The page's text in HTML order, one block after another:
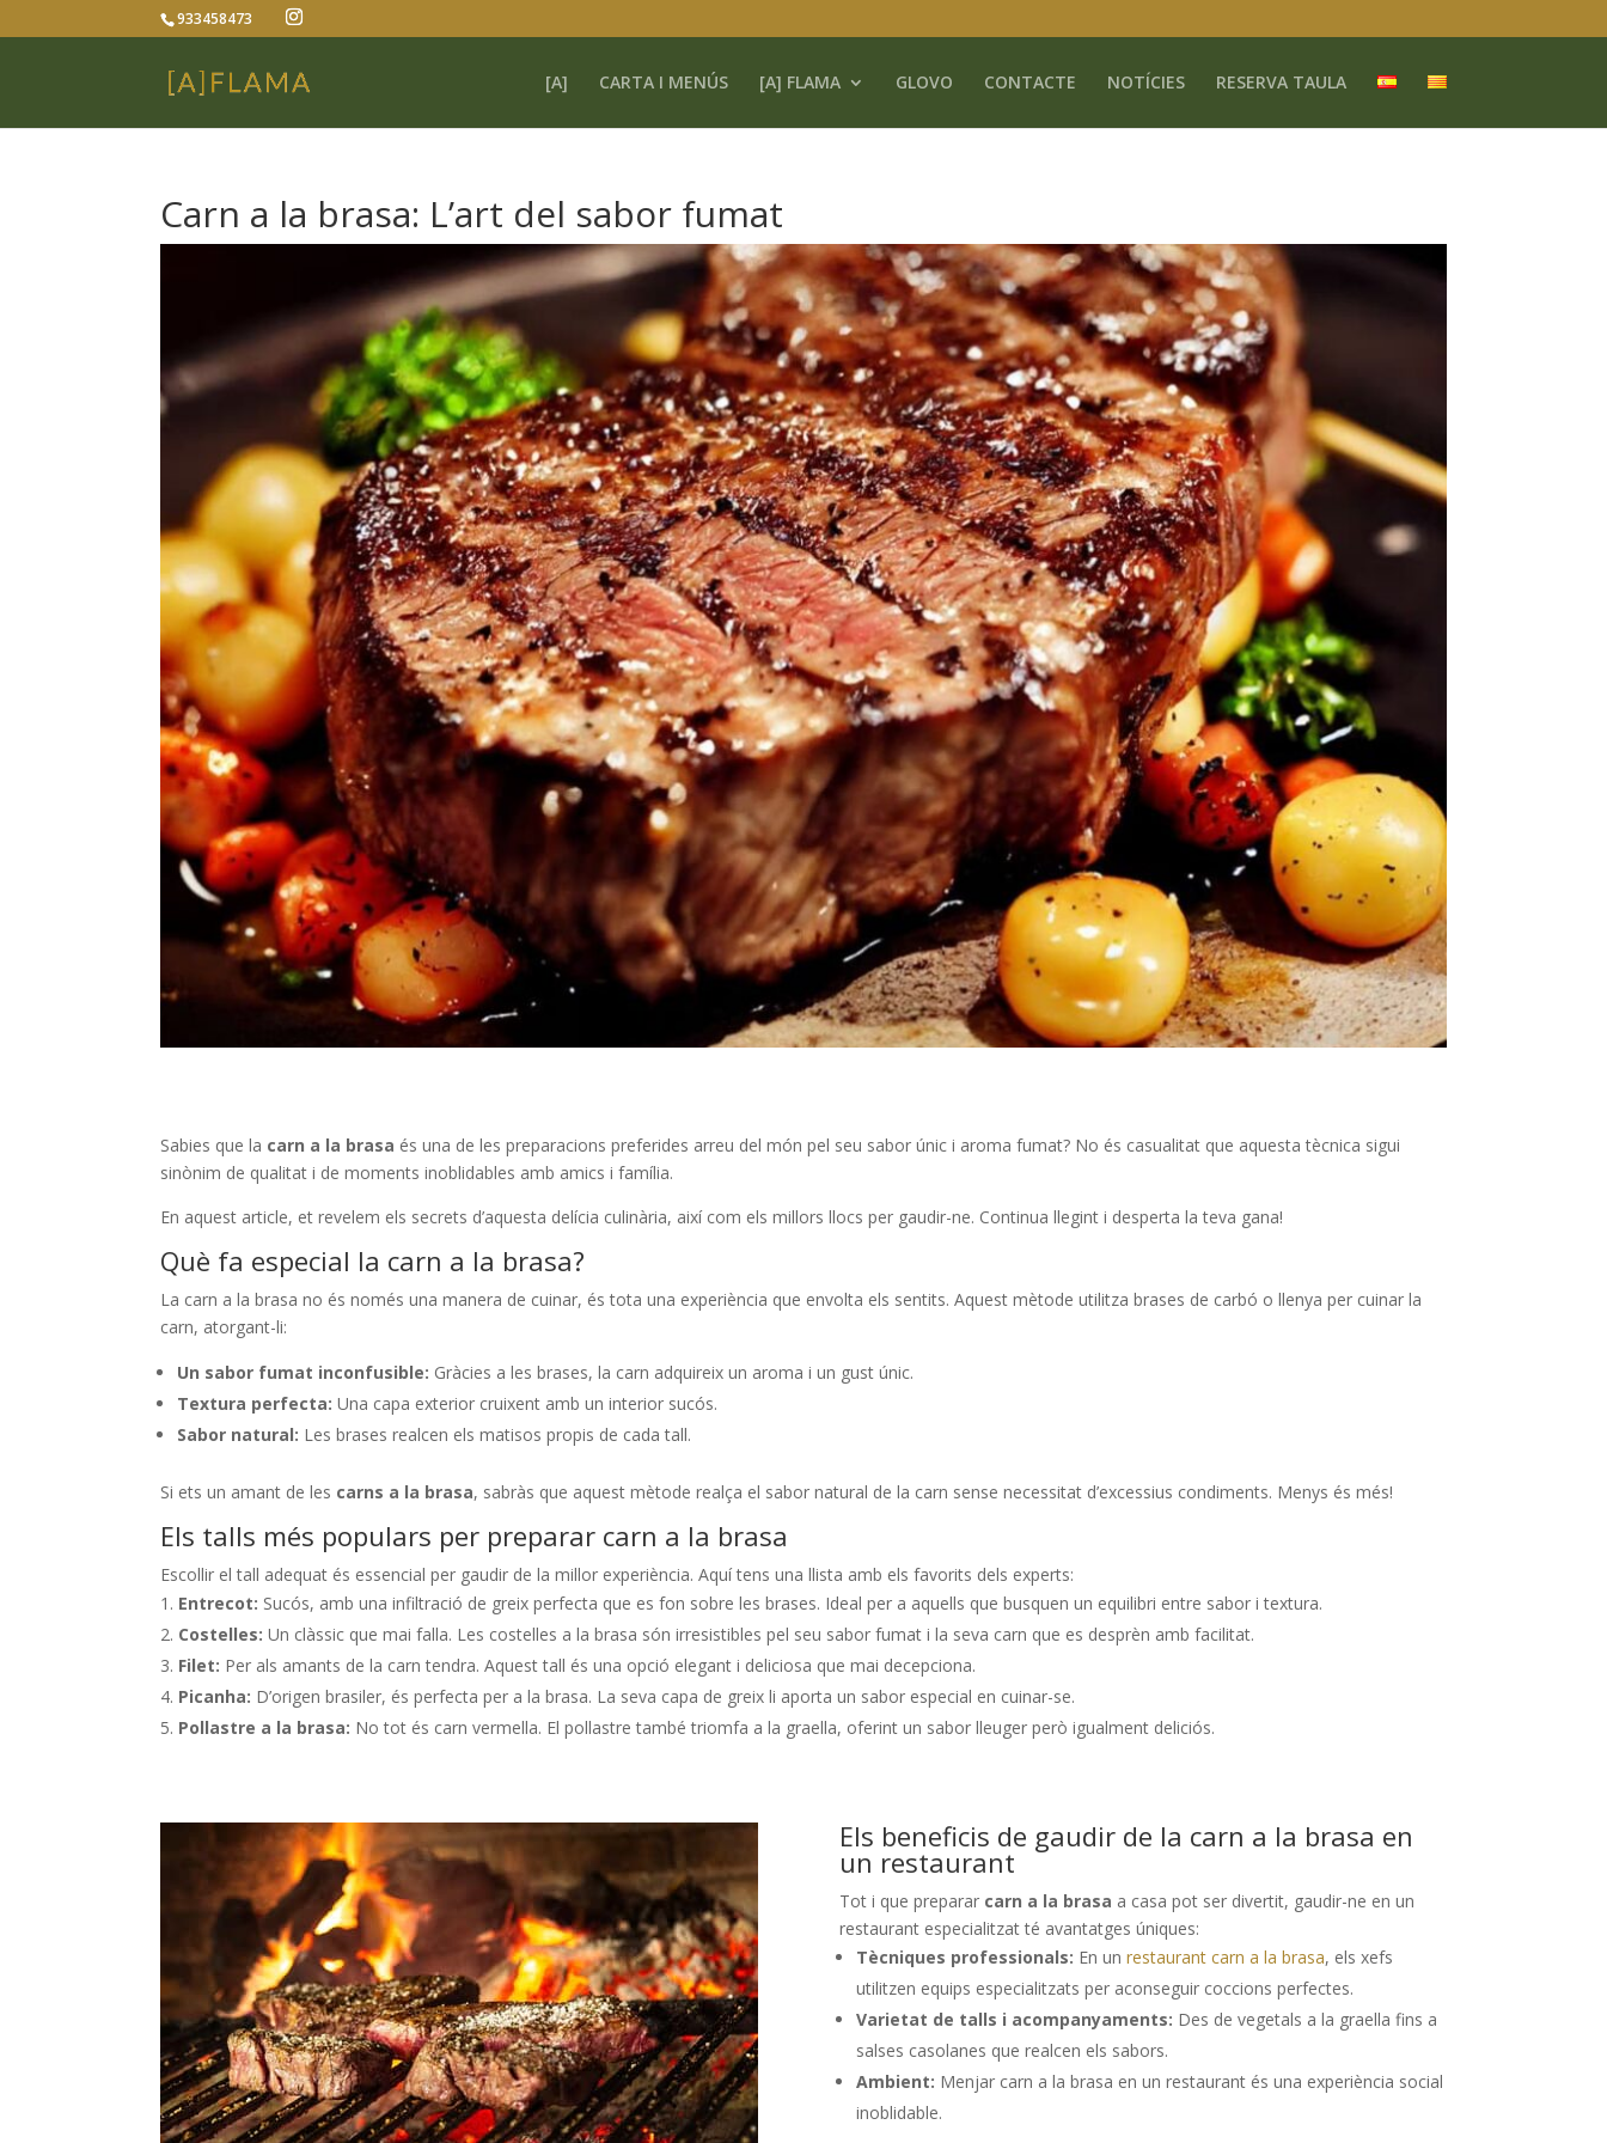
933458473
[A] CARTA I MENÚS [A] FLAMA GLOVO CONTACTE NOTÍCIES RESERVA TAULA
Carn a la brasa: L’art del sabor fumat
Sabies que la carn a la brasa és una de les preparacions preferides arreu del món pel seu sabor únic i aroma fumat? No és casualitat que aquesta tècnica sigui
sinònim de qualitat i de moments inoblidables amb amics i família.
En aquest article, et revelem els secrets d’aquesta delícia culinària, així com els millors llocs per gaudir-ne. Continua llegint i desperta la teva gana!
Què fa especial la carn a la brasa?
La carn a la brasa no és només una manera de cuinar, és tota una experiència que envolta els sentits. Aquest mètode utilitza brases de carbó o llenya per cuinar la
carn, atorgant-li:
Un sabor fumat inconfusible: Gràcies a les brases, la carn adquireix un aroma i un gust únic.
Textura perfecta: Una capa exterior cruixent amb un interior sucós.
Sabor natural: Les brases realcen els matisos propis de cada tall.
Si ets un amant de les carns a la brasa, sabràs que aquest mètode realça el sabor natural de la carn sense necessitat d’excessius condiments. Menys és més!
Els talls més populars per preparar carn a la brasa
Escollir el tall adequat és essencial per gaudir de la millor experiència. Aquí tens una llista amb els favorits dels experts:
Entrecot: Sucós, amb una infiltració de greix perfecta que es fon sobre les brases. Ideal per a aquells que busquen un equilibri entre sabor i textura.
Costelles:Un clàssic que mai falla. Les costelles a la brasa són irresistibles pel seu sabor fumat i la seva carn que es desprèn amb facilitat.
Filet: Per als amants de la carn tendra. Aquest tall és una opció elegant i deliciosa que mai decepciona.
Picanha: D’origen brasiler, és perfecta per a la brasa. La seva capa de greix li aporta un sabor especial en cuinar-se.
Pollastre a la brasa: No tot és carn vermella. El pollastre també triomfa a la graella, oferint un sabor lleuger però igualment deliciós.
Els beneficis de gaudir de la carn a la brasa en
un restaurant
Tot i que preparar carn a la brasa a casa pot ser divertit, gaudir-ne en un
restaurant especialitzat té avantatges úniques:
Tècniques professionals: En un restaurant carn a la brasa, els xefs
utilitzen equips especialitzats per aconseguir coccions perfectes.
Varietat de talls i acompanyaments: Des de vegetals a la graella fins a
salses casolanes que realcen els sabors.
Ambient: Menjar carn a la brasa en un restaurant és una experiència social
inoblidable.